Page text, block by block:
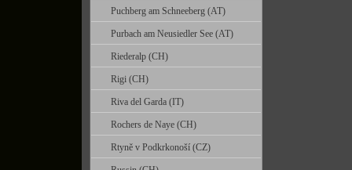
Puchberg am Schneeberg (AT)
Purbach am Neusiedler See (AT)
Riederalp (CH)
Rigi (CH)
Riva del Garda (IT)
Rochers de Naye (CH)
Rtyně v Podkrkonoší (CZ)